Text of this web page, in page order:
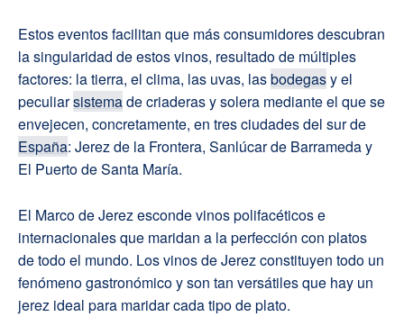
Estos eventos facilitan que más consumidores descubran
la singularidad de estos vinos, resultado de múltiples
factores: la tierra, el clima, las uvas, lasbodegasy el
peculiarsistemade criaderas y solera mediante el que se
envejecen, concretamente, en tres ciudades del sur de
España: Jerez de la Frontera, Sanlúcar de Barrameda y
El Puerto de Santa María.
El Marco de Jerez esconde vinos polifacéticos e
internacionales que maridan a la perfección con platos
de todo el mundo. Los vinos de Jerez constituyen todo un
fenómeno gastronómico y son tan versátiles que hay un
jerez ideal para maridar cada tipo de plato.